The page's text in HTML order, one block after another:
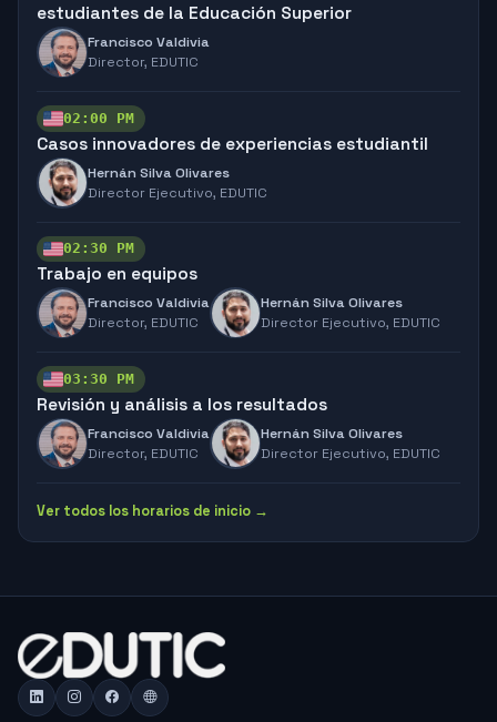
estudiantes de la Educación Superior
Francisco Valdivia
Director, EDUTIC
02:00 PM
Casos innovadores de experiencias estudiantil
Hernán Silva Olivares
Director Ejecutivo, EDUTIC
02:30 PM
Trabajo en equipos
Francisco Valdivia
Director, EDUTIC
Hernán Silva Olivares
Director Ejecutivo, EDUTIC
03:30 PM
Revisión y análisis a los resultados
Francisco Valdivia
Director, EDUTIC
Hernán Silva Olivares
Director Ejecutivo, EDUTIC
Ver todos los horarios de inicio →